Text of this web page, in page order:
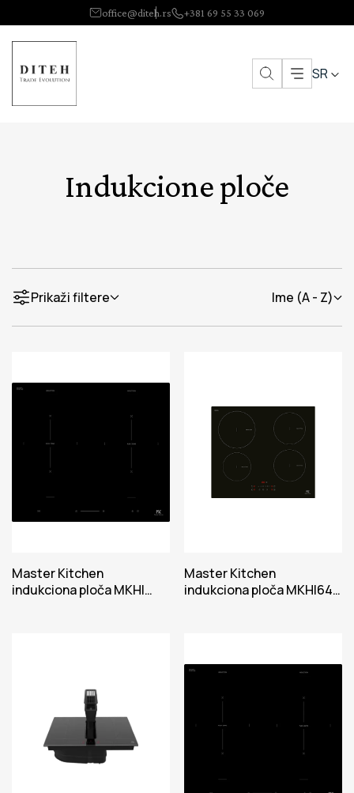
office@diteh.rs +381 69 55 33 069
SR
Indukcione ploče
Prikaži filtere Ime (A - Z)
Master Kitchen
indukciona ploča MKHI
Master Kitchen
indukciona ploča MKHI64E